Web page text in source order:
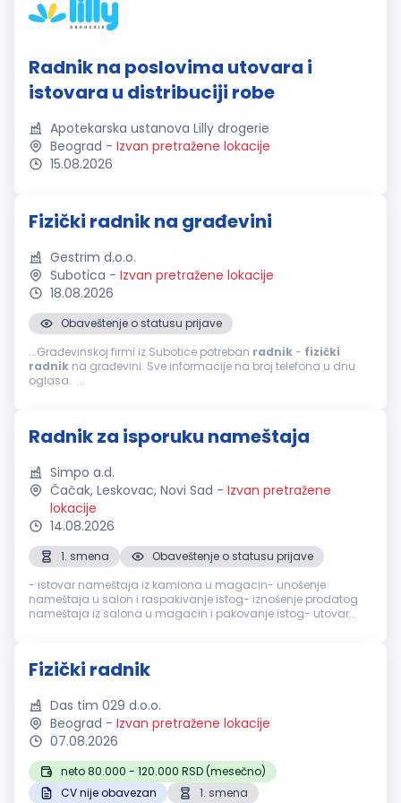
Radnik na poslovima utovara i
istovara u distribuciji robe
Apotekarska ustanova Lilly drogerie
Beograd - Izvan pretražene lokacije
15.08.2026
Fizički radnik na građevini
Gestrim d.o.o.
Subotica - Izvan pretražene lokacije
18.08.2026
Obaveštenje o statusu prijave
...Građevinskoj firmi iz Subotice potreban radnik- fizički
radnik na građevini. Sve informacije na broj telefona u dnu
oglasa. ...
Radnik za isporuku nameštaja
Simpo a.d.
Čačak, Leskovac, Novi Sad - Izvan pretražene
lokacije
14.08.2026
1. smena
Obaveštenje o statusu prijave
- istovar nameštaja iz kamiona u magacin- unošenje
nameštaja u salon i raspakivanje istog- iznošenje prodatog
nameštaja iz salona u magacin i pakovanje istog- utovar
Fizički radnik
Das tim 029 d.o.o.
Beograd - Izvan pretražene lokacije
07.08.2026
neto 80.000 - 120.000 RSD (mesečno)
CV nije obavezan
1. smena